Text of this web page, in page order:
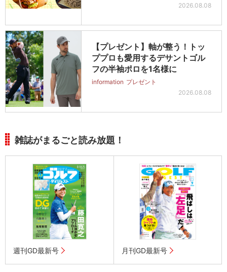
2026.08.08
【プレゼント】軸が整う！トッ
ププロも愛用するデサントゴル
フの半袖ポロを1名様に
information プレゼント
2026.08.08
雑誌がまるごと読み放題！
週刊GD最新号 月刊GD最新号